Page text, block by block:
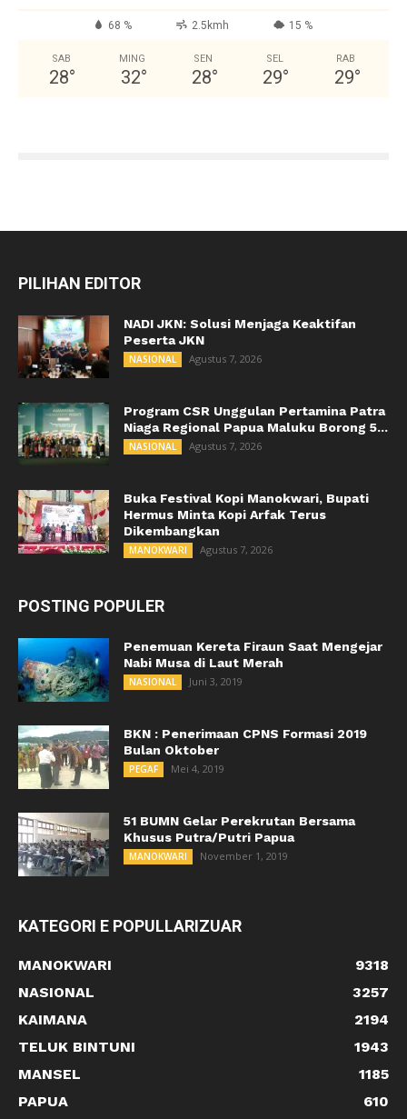
68 % 2.5kmh 15 %
SAB
28°
MING
32°
SEN
28°
SEL
29°
RAB
29°
PILIHAN EDITOR
NADI JKN: Solusi Menjaga Keaktifan
Peserta JKN
NASIONAL Agustus 7, 2026
Program CSR Unggulan Pertamina Patra
Niaga Regional Papua Maluku Borong 5...
NASIONAL Agustus 7, 2026
Buka Festival Kopi Manokwari, Bupati
Hermus Minta Kopi Arfak Terus
Dikembangkan
MANOKWARI Agustus 7, 2026
POSTING POPULER
Penemuan Kereta Firaun Saat Mengejar
Nabi Musa di Laut Merah
NASIONAL Juni 3, 2019
BKN : Penerimaan CPNS Formasi 2019
Bulan Oktober
PEGAF Mei 4, 2019
51 BUMN Gelar Perekrutan Bersama
Khusus Putra/Putri Papua
MANOKWARI November 1, 2019
KATEGORI E POPULLARIZUAR
MANOKWARI
9318
NASIONAL
3257
KAIMANA
2194
TELUK BINTUNI
1943
MANSEL
1185
PAPUA
610